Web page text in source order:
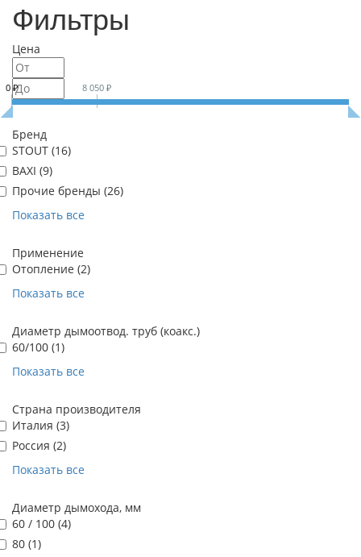
Фильтры
Цена
0 ₽ 8 050 ₽
Бренд
STOUT (16)
BAXI (9)
Прочие бренды (26)
Показать все
Применение
Отопление (2)
Показать все
Диаметр дымоотвод. труб (коакс.)
60/100 (1)
Показать все
Страна производителя
Италия (3)
Россия (2)
Показать все
Диаметр дымохода, мм
60 / 100 (4)
80 (1)